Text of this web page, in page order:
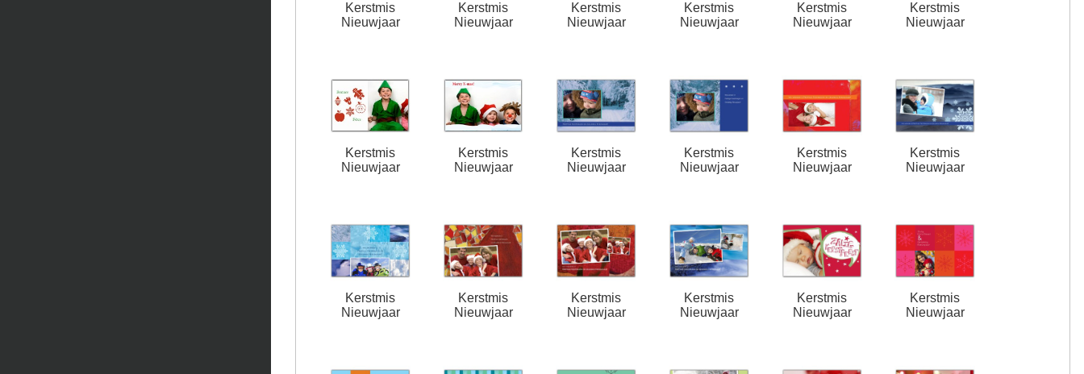
Kerstmis
Nieuwjaar
Kerstmis
Nieuwjaar
Kerstmis
Nieuwjaar
Kerstmis
Nieuwjaar
Kerstmis
Nieuwjaar
Kerstmis
Nieuwjaar
Kerstmis
Nieuwjaar
Kerstmis
Nieuwjaar
Kerstmis
Nieuwjaar
Kerstmis
Nieuwjaar
Kerstmis
Nieuwjaar
Kerstmis
Nieuwjaar
Kerstmis
Nieuwjaar
Kerstmis
Nieuwjaar
Kerstmis
Nieuwjaar
Kerstmis
Nieuwjaar
Kerstmis
Nieuwjaar
Kerstmis
Nieuwjaar